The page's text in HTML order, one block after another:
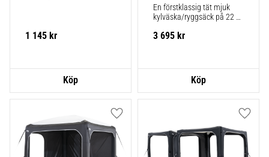
1 145 kr
En förstklassig tät mjuk
kylväska/ryggsäck på 22
3 695 kr
Lägg till i favoriter Lägg